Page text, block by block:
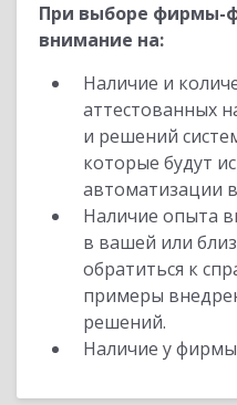
При выборе фирмы-
внимание на:
Наличие и
аттестованных
и решений
которые будут
автоматизации
Наличие опыта
в вашей или
обратиться к
примеры
решений.
Наличие у